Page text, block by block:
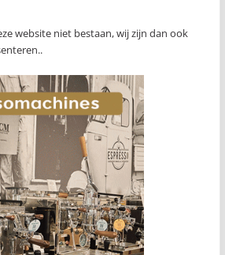
website niet bestaan, wij zijn dan ook